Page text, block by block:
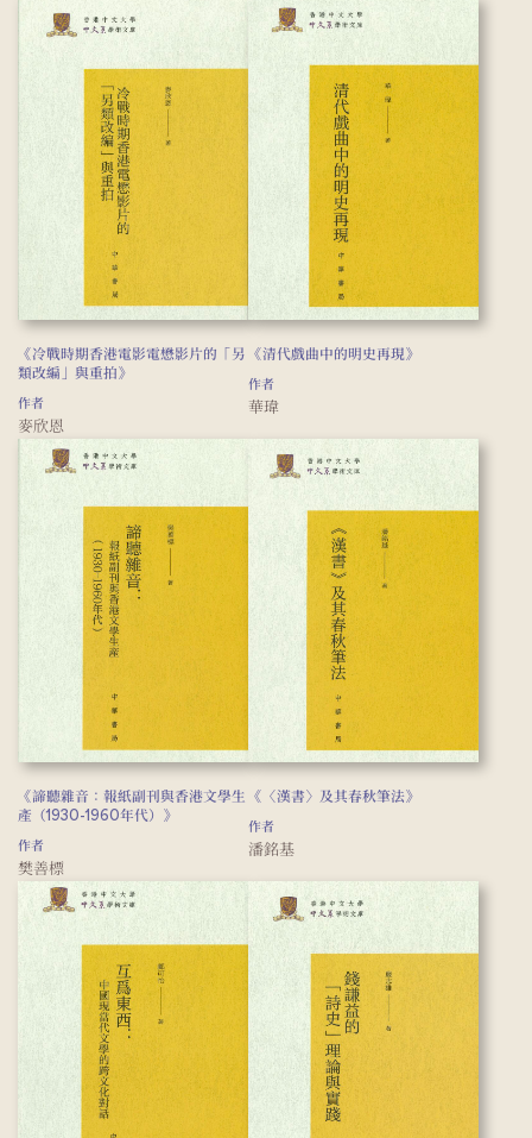
《冷戰時期香港電影電懋影片的「另
類改編」與重拍》
作者
麥欣恩
《清代戲曲中的明史再現》
作者
華瑋
《諦聽雜音：報紙副刊與香港文學生
產（1930-1960年代）》
作者
樊善標
《〈漢書〉及其春秋筆法》
作者
潘銘基